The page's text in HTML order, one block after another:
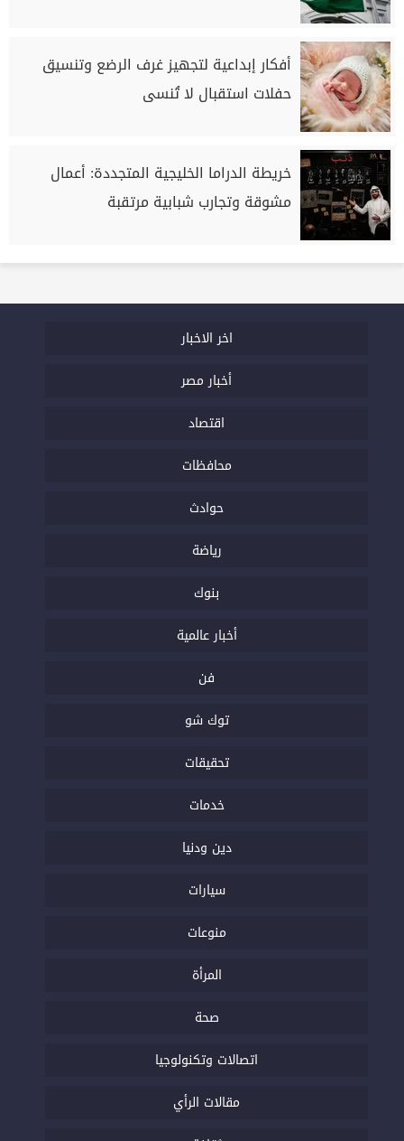
أفكار إبداعية لتجهيز غرف الرضع وتنسيق
حفلات استقبال لا تُنسى
خريطة الدراما الخليجية المتجددة: أعمال
مشوقة وتجارب شبابية مرتقبة
اخر الاخبار
أخبار مصر
اقتصاد
محافظات
حوادث
رياضة
بنوك
أخبار عالمية
فن
توك شو
تحقيقات
خدمات
دين ودنيا
سيارات
منوعات
المرأة
صحة
اتصالات وتكنولوجيا
مقالات الرأي